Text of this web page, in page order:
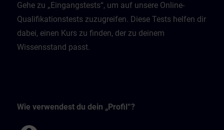
Gehe zu „Eingangstests“, um auf unsere Online-
Qualifikationstests zuzugreifen. Diese Tests helfen dir
dabei, einen Kurs zu finden, der zu deinem
Wissensstand passt.
Wie verwendest du dein „Profil“?